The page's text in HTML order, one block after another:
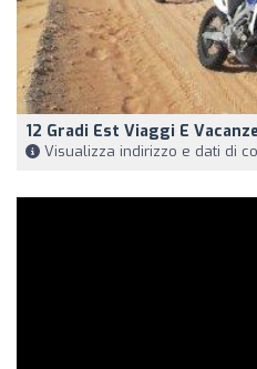
12 Gradi Est Viaggi E Vacanze
Visualizza indirizzo e dati di